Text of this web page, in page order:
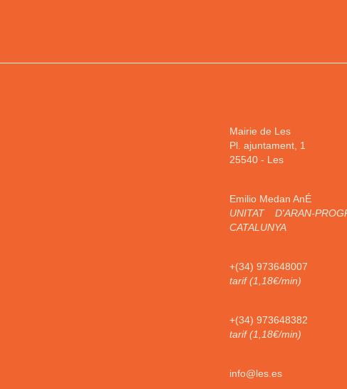
Mairie de Les
Pl. ajuntament, 1
25540- Les
Emilio Medan AnÉ
UNITAT D'ARAN-
CATALUNYA
+(34) 973648007
tarif (1,18€/min)
+(34) 973648382
tarif (1,18€/min)
info@les.es